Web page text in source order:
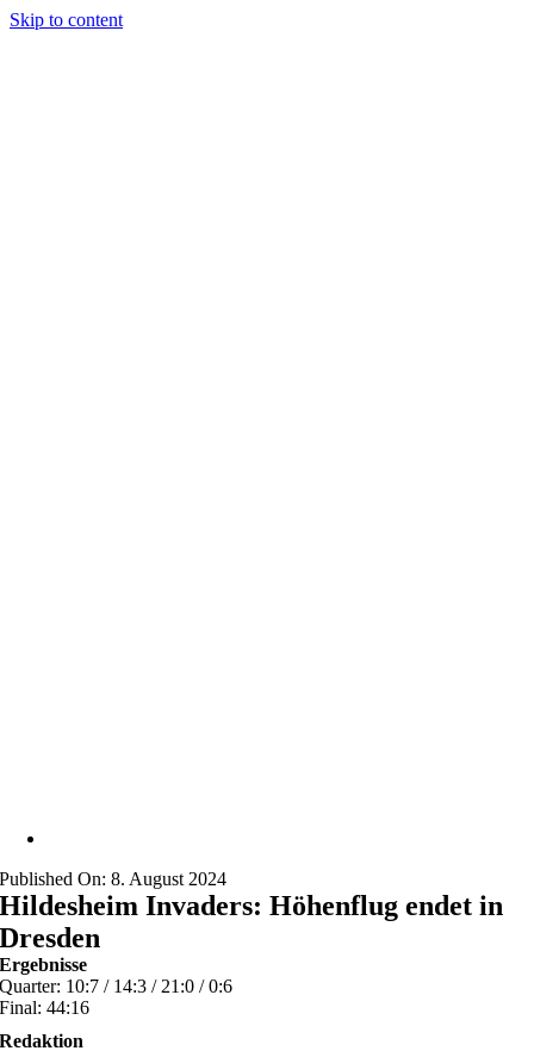
Skip to content
Published On: 8. August 2024
Hildesheim Invaders: Höhenflug endet in
Dresden
Ergebnisse
Quarter: 10:7 / 14:3 / 21:0 / 0:6
Final: 44:16
Redaktion